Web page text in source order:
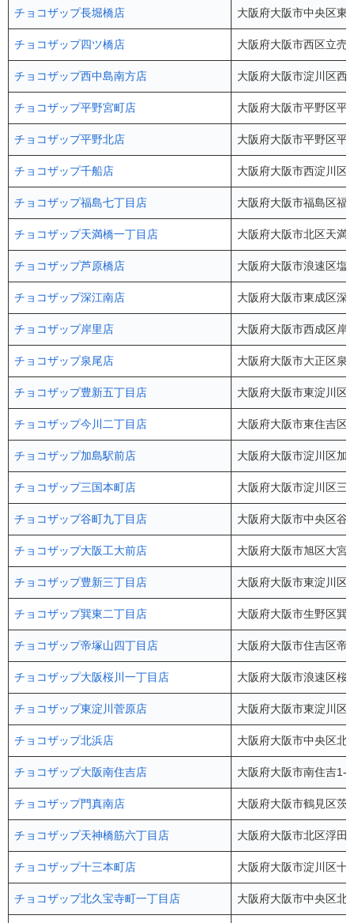
チョコザップ長堀橋店 大阪府大阪市中央区
チョコザップ四ツ橋店 大阪府大阪市西区立
チョコザップ西中島南方店 大阪府大阪市淀川区
チョコザップ平野宮町店 大阪府大阪市平野区
チョコザップ平野北店 大阪府大阪市平野区
チョコザップ千船店 大阪府大阪市西淀川
チョコザップ福島七丁目店 大阪府大阪市福島区
チョコザップ天満橋一丁目店 大阪府大阪市北区天
チョコザップ芦原橋店 大阪府大阪市浪速区
チョコザップ深江南店 大阪府大阪市東成区
チョコザップ岸里店 大阪府大阪市西成区
チョコザップ泉尾店 大阪府大阪市大正区
チョコザップ豊新五丁目店 大阪府大阪市東淀川
チョコザップ今川二丁目店 大阪府大阪市東住吉
チョコザップ加島駅前店 大阪府大阪市淀川区
チョコザップ三国本町店 大阪府大阪市淀川区
チョコザップ谷町九丁目店 大阪府大阪市中央区
チョコザップ大阪工大前店 大阪府大阪市旭区大
チョコザップ豊新三丁目店 大阪府大阪市東淀川
チョコザップ巽東二丁目店 大阪府大阪市生野区
チョコザップ帝塚山四丁目店 大阪府大阪市住吉区
チョコザップ大阪桜川一丁目店 大阪府大阪市浪速区
チョコザップ東淀川菅原店 大阪府大阪市東淀川
チョコザップ北浜店 大阪府大阪市中央区
チョコザップ大阪南住吉店 大阪府大阪市南住吉
チョコザップ門真南店 大阪府大阪市鶴見区
チョコザップ天神橋筋六丁目店 大阪府大阪市北区浮
チョコザップ十三本町店 大阪府大阪市淀川区
チョコザップ北久宝寺町一丁目店 大阪府大阪市中央区